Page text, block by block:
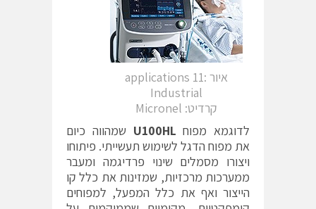
איור :11 applications
Industrial
קרדיט: Micronel
לדוגמא מפוח U100HL שמהווה כיום
את מפוח הדגל לשימוש תעשייתי. פיתוחו
ויצורו מסמלים שינוי פרדיגמה ומעבר
ממערכות מרכזיות, שמזינות את כלל קו
הייצור ואף את כלל המפעל, למפוחים